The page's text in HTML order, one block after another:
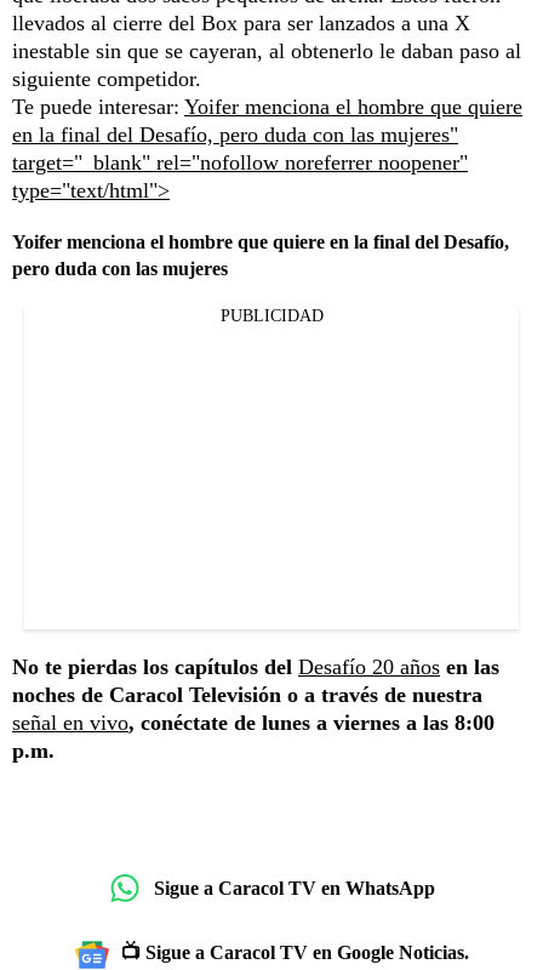
llevados al cierre del Box para ser lanzados a una X
inestable sin que se cayeran, al obtenerlo le daban paso al
siguiente competidor.
Te puede interesar: Yoifer menciona el hombre que quiere
en la final del Desafío, pero duda con las mujeres"
target="_blank" rel="nofollow noreferrer noopener"
type="text/html">
Yoifer menciona el hombre que quiere en la final del Desafío,
pero duda con las mujeres
PUBLICIDAD
No te pierdas los capítulos del Desafío 20 años en las
noches de Caracol Televisión o a través de nuestra
señal en vivo, conéctate de lunes a viernes a las 8:00
p.m.
Sigue a Caracol TV en WhatsApp
📺 Sigue a Caracol TV en Google Noticias.